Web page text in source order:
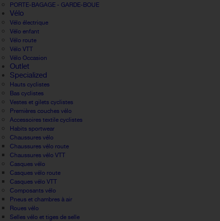
PORTE-BAGAGE - GARDE-BOUE
Vélo
Vélo électrique
Vélo enfant
Vélo route
Vélo VTT
Vélo Occasion
Outlet
Specialized
Hauts cyclistes
Bas cyclistes
Vestes et gilets cyclistes
Premières couches vélo
Accessoires textile cyclistes
Habits sportwear
Chaussures vélo
Chaussures vélo route
Chaussures vélo VTT
Casques vélo
Casques vélo route
Casques vélo VTT
Composants vélo
Pneus et chambres à air
Roues vélo
Selles vélo et tiges de selle